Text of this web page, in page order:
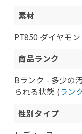
素材
PT850 ダイヤモン
商品ランク
Bランク - 多少の
られる状態 (ラン
性別タイプ